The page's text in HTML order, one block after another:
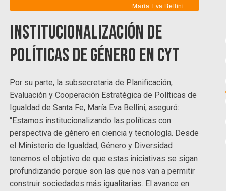
María Eva Bellini
Institucionalización de
políticas de género en CyT
Por su parte, la subsecretaria de Planificación,
Evaluación y Cooperación Estratégica de Políticas de
Igualdad de Santa Fe, María Eva Bellini, aseguró:
“Estamos institucionalizando las políticas con
perspectiva de género en ciencia y tecnología. Desde
el Ministerio de Igualdad, Género y Diversidad
tenemos el objetivo de que estas iniciativas se sigan
profundizando porque son las que nos van a permitir
construir sociedades más igualitarias. El avance en